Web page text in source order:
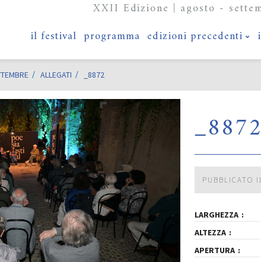
XXII Edizione | agosto -
il festival programma edizioni precedenti
ALLEGATI _8872
_8872
PUBBLICATO
LARGHEZZA
ALTEZZA
APERTURA